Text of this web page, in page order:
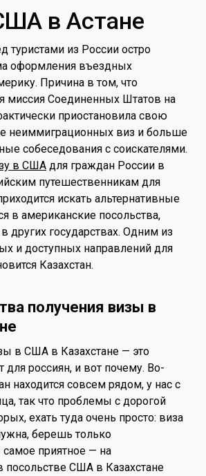
в Астане
туристами из России остро
оформления въездных
Причина в том, что
миссия Соединенных Штатов на
приостановила свою
неиммиграционных виз и больше
собеседования с соискателями.
в США для граждан России в
путешественникам для
искать альтернативные
в американские посольства,
других государствах. Одним из
и доступных направлений для
Казахстан.
получения визы в
в США в Казахстане — это
для россиян, и вот почему. Во-
находится совсем рядом, у нас с
так что проблемы с дорогой
ехать туда очень просто: виза
берешь только
самое приятное — на
посольстве США в Казахстане